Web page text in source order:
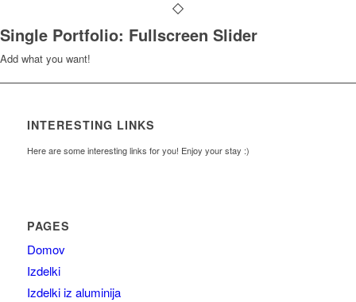
Single Portfolio: Fullscreen Slider
Add what you want!
INTERESTING LINKS
Here are some interesting links for you! Enjoy your stay :)
PAGES
Domov
Izdelki
Izdelki iz aluminija